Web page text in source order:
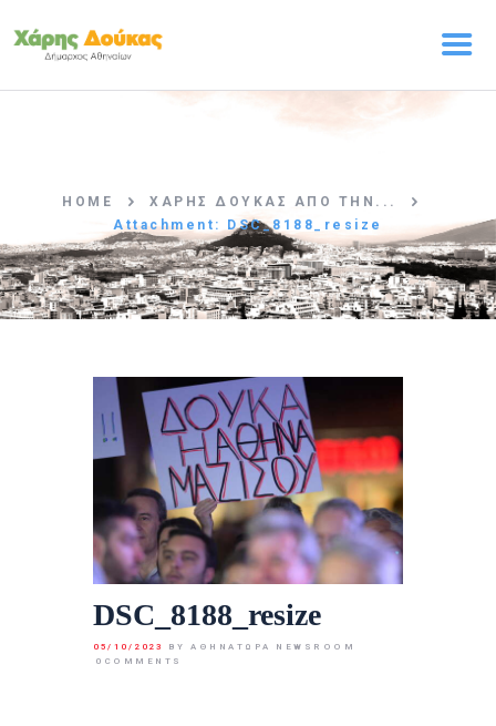
HOME
ΧΑΡΗΣ ΔΟΥΚΑΣ ΑΠΟ ΤΗΝ...
Attachment: DSC_8188_resize
ΠΡΟΓΡΑΜΜΑ
Η ΟΜΑΔΑ
ΤΑ ΝΕΑ
ΕΠΙΚΟΙΝΩΝΙΑ
DSC_8188_resize
05/10/2023
BY ΑΘΉΝΑΤΩΡΑ NEWSROOM
0 COMMENTS